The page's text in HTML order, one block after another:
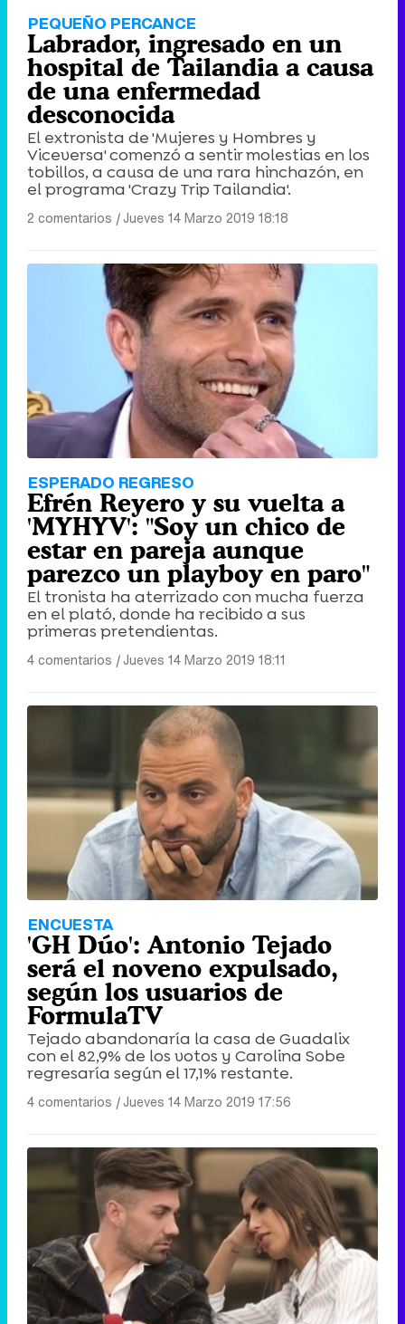
PEQUEÑO PERCANCE
Labrador, ingresado en un
hospital de Tailandia a causa
de una enfermedad
desconocida
El extronista de 'Mujeres y Hombres y
Viceversa' comenzó a sentir molestias en los
tobillos, a causa de una rara hinchazón, en
el programa 'Crazy Trip Tailandia'.
2 comentarios |Jueves 14 Marzo 2019 18:18
ESPERADO REGRESO
Efrén Reyero y su vuelta a
'MYHYV': "Soy un chico de
estar en pareja aunque
parezco un playboy en paro"
El tronista ha aterrizado con mucha fuerza
en el plató, donde ha recibido a sus
primeras pretendientas.
4 comentarios |Jueves 14 Marzo 2019 18:11
ENCUESTA
'GH Dúo': Antonio Tejado
será el noveno expulsado,
según los usuarios de
FormulaTV
Tejado abandonaría la casa de Guadalix
con el 82,9% de los votos y Carolina Sobe
regresaría según el 17,1% restante.
4 comentarios |Jueves 14 Marzo 2019 17:56